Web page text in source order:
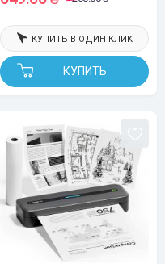
КУПИТЬ
КУПИТЬ В ОДИН КЛИК